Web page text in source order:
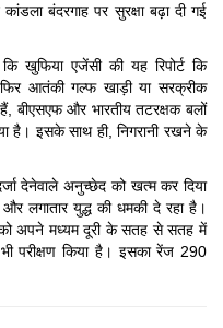
बंदरगाह पर सुरक्षा बढ़ा दी गई
खुफिया एजेंसी की यह रिपोर्ट कि
फिर आतंकी गल्फ खाड़ी या सरक्रीक
बीएसएफ और भारतीय तटरक्षक बलों
है। इसके साथ ही, निगरानी रखने के
देनेवाले अनुच्छेद को खत्म कर दिया
लगातार युद्ध की धमकी दे रहा है।
को अपने मध्यम दूरी के सतह से सतह में
परीक्षण किया है। इसका रेंज 290